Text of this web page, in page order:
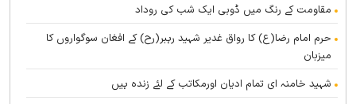
مقاومت کے رنگ میں ڈوبی ایک شب کی روداد
حرم امام رضا(ع) کا رواق غدیر شہید رہبر(رح) کے افغان سوگواروں کا
میزبان
شہید خامنہ ای تمام ادیان اورمکاتب کے لئے زندہ ہيں